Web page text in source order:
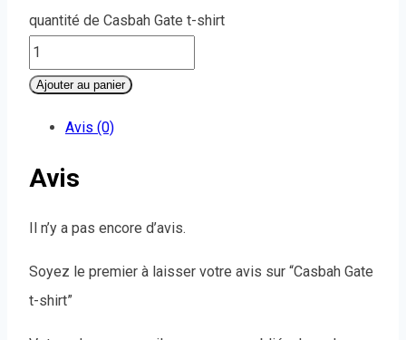
quantité de Casbah Gate t-shirt
Ajouter au panier
Avis (0)
Avis
Il n’y a pas encore d’avis.
Soyez le premier à laisser votre avis sur “Casbah Gate
t-shirt”